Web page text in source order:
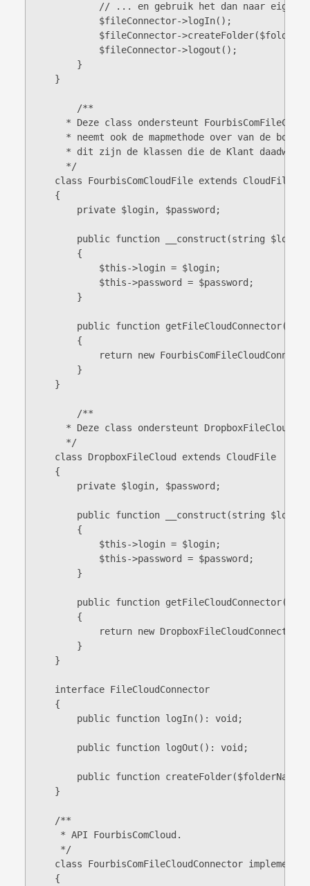
// ... en gebruik het dan naar eigen
            $fileConnector->logIn();
$fileConnector-
            $fileConnector->logout();
        }
    }
* Deze class ondersteunt
* neemt ook de mapmethode over van de
* dit zijn de klassen die de Klant
      */
    class FourbisComCloudFile extends CloudFile
    {
        private $login, $password;
public function __construct(string
        {
            $this->login = $login;
            $this->password = $password;
        }
public function getFileCloudConnector():
        {
return new
        }
    }
      * Deze class ondersteunt DropboxFileCloud.
      */
    class DropboxFileCloud extends CloudFile
    {
        private $login, $password;
public function __construct(string
        {
            $this->login = $login;
            $this->password = $password;
        }
public function getFileCloudConnector():
        {
return new
        }
    }
    interface FileCloudConnector
    {
        public function logIn(): void;
        public function logOut(): void;
public function
    }
    /**
     * API FourbisComCloud.
     */
class FourbisComFileCloudConnector implements
    {